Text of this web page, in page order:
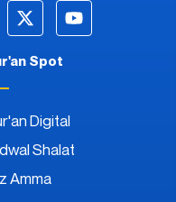
Spot
Digital
Shalat
Amma